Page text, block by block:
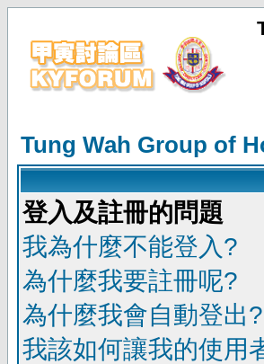
Tung Wah Group of
登入及註冊的問題
我為什麼不能登入?
為什麼我要註冊呢?
為什麼我會自動登出?
我該如何讓我的使用